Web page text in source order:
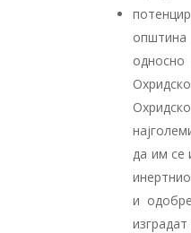
општина
да им се
и